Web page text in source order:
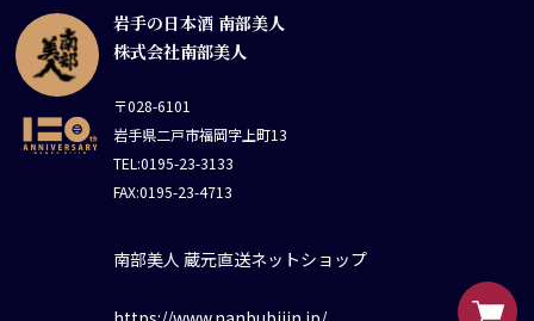
岩手の日本酒 南部美人
株式会社南部美人
〒028-6101
岩手県二戸市福岡字上町13
TEL:0195-23-3133
FAX:0195-23-4713
南部美人 蔵元直送ネットショップ